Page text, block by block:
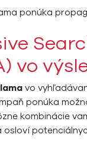
ponúka
vo
vo
ponúka
kombinácie
osloví